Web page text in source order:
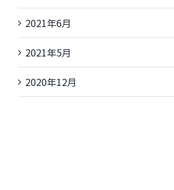
2021年6月
2021年5月
2020年12月